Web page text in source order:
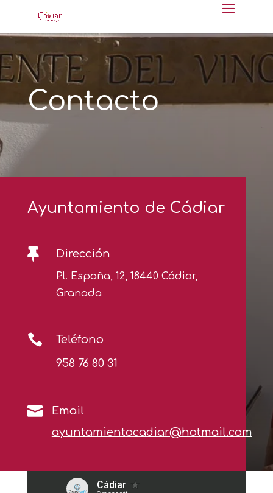
Contacto
Ayuntamiento de Cádiar
 Dirección
Pl. España, 12, 18440 Cádiar,
Granada

Teléfono
958 76 80 31

Email
ayuntamientocadiar@hotmail.com